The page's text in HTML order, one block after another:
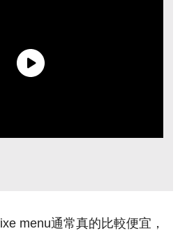
menu通常真的比較便宜，